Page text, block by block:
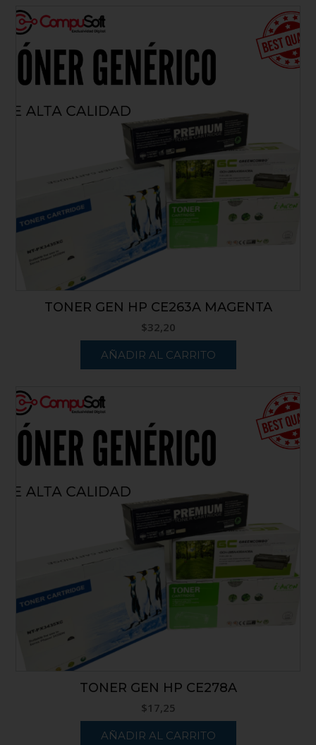
TONER GEN HP CE263A MAGENTA
$32,20
AÑADIR AL CARRITO
TONER GEN HP CE278A
$17,25
AÑADIR AL CARRITO